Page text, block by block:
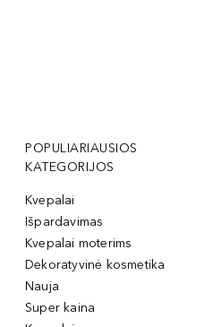
POPULIARIAUSIOS
KATEGORIJOS
Kvepalai
Išpardavimas
Kvepalai moterims
Dekoratyvinė kosmetika
Nauja
Super kaina